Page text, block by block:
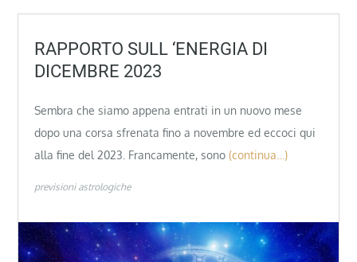
RAPPORTO SULL ‘ENERGIA DI
DICEMBRE 2023
Sembra che siamo appena entrati in un nuovo mese
dopo una corsa sfrenata fino a novembre ed eccoci qui
alla fine del 2023. Francamente, sono (continua…)
previsioni astrologiche